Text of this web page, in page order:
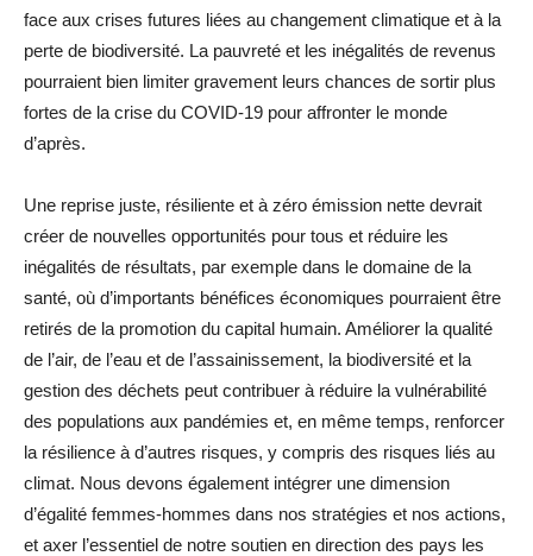
face aux crises futures liées au changement climatique et à la
perte de biodiversité. La pauvreté et les inégalités de revenus
pourraient bien limiter gravement leurs chances de sortir plus
fortes de la crise du COVID-19 pour affronter le monde
d’après.
Une reprise juste, résiliente et à zéro émission nette devrait
créer de nouvelles opportunités pour tous et réduire les
inégalités de résultats, par exemple dans le domaine de la
santé, où d’importants bénéfices économiques pourraient être
retirés de la promotion du capital humain. Améliorer la qualité
de l’air, de l’eau et de l’assainissement, la biodiversité et la
gestion des déchets peut contribuer à réduire la vulnérabilité
des populations aux pandémies et, en même temps, renforcer
la résilience à d’autres risques, y compris des risques liés au
climat. Nous devons également intégrer une dimension
d’égalité femmes-hommes dans nos stratégies et nos actions,
et axer l’essentiel de notre soutien en direction des pays les